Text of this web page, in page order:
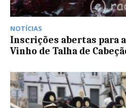
NOTÍCIAS
Inscrições abertas para
Vinho de Talha de